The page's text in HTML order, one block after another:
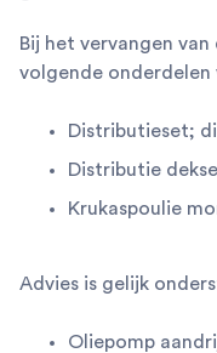
Bij het vervangen
volgende onderdelen
Distributieset;
Distributie
Krukaspoulie
Advies is gelijk
Oliepomp